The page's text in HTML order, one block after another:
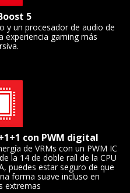
5
y un procesador de audio de
experiencia gaming más
con PWM digital
de VRMs con un PWM IC
la 14 de doble raíl de la CPU
puedes estar seguro de que
forma suave incluso en
extremas